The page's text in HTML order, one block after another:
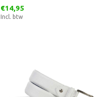
€14,95
Incl. btw